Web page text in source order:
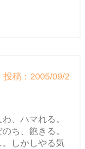
投稿：2005/09/2
、ハマれる。
ち、飽きる。
しかしやる気